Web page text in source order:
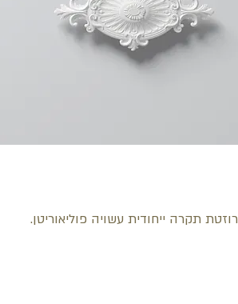
רוזטת תקרה ייחודית עשויה פוליאוריטן.